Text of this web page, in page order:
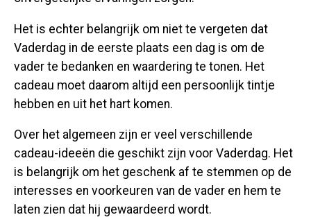
Het is echter belangrijk om niet te vergeten dat
Vaderdag in de eerste plaats een dag is om de
vader te bedanken en waardering te tonen. Het
cadeau moet daarom altijd een persoonlijk tintje
hebben en uit het hart komen.
Over het algemeen zijn er veel verschillende
cadeau-ideeën die geschikt zijn voor Vaderdag. Het
is belangrijk om het geschenk af te stemmen op de
interesses en voorkeuren van de vader en hem te
laten zien dat hij gewaardeerd wordt.